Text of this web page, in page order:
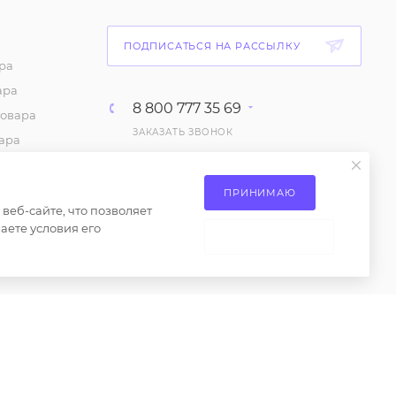
на
ПОДПИСАТЬСЯ НА РАССЫЛКУ
8 800 777 35 69
ЗАКАЗАТЬ ЗВОНОК
округ, Апаринки, вл1
сайте, что позволяет
условия его
ПРИНИМАЮ